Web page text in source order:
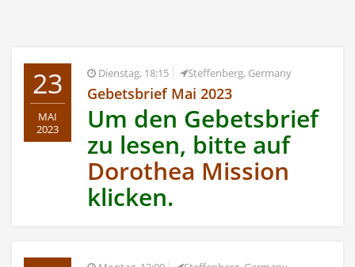
23
MAI
2023
Dienstag, 18:15 Steffenberg, Germany
Gebetsbrief Mai 2023
Um den Gebetsbrief
zu lesen, bitte auf
Dorothea Mission
klicken.